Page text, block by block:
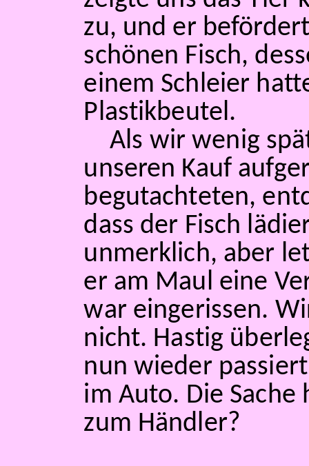
zu, und er
schönen Fisch,
einem Schleier
Plastikbeutel.
Als wir wenig
unseren Kauf
begutachteten,
dass der Fisch
unmerklich, aber
er am Maul eine
war eingerissen.
nicht. Hastig
nun wieder
im Auto. Die
zum Händler?